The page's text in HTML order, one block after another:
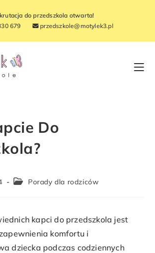
do przedszkola otwarta!
679
przedszkole@motylek3.pl
Do
Porady dla rodziców
kapci do przedszkola jest
komfortu i
dziecka podczas codziennych